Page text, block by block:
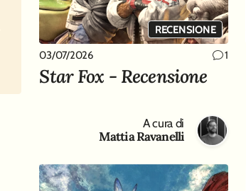
RECENSIONE
03/07/2026 1
Star Fox - Recensione
A cura di
Mattia Ravanelli